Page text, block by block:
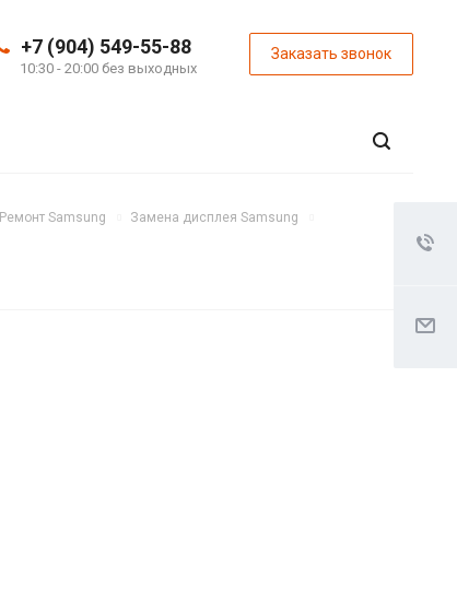
+7 (904) 549-55-88
10:30 - 20:00 без выходных
Заказать звонок
Ремонт Samsung Замена дисплея Samsung